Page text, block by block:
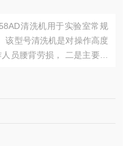
清洗机用于实验室常规
该型号清洗机是对操作高度
员腰背劳损， 二是主要针
对清洗之后的器皿进行烘
研发和质检实验室经济实